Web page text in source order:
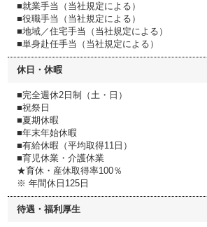
■就業手当（当社規定による）
■役職手当（当社規定による）
■地域／住宅手当（当社規定による）
■単身赴任手当（当社規定による）
休日・休暇
■完全週休2日制（土・日）
■祝祭日
■夏期休暇
■年末年始休暇
■有給休暇（平均取得11日）
■育児休業・介護休業
★育休・産休取得率100％
※ 年間休日125日
待遇・福利厚生